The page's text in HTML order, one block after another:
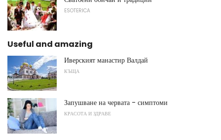
ESOTERICA
Useful and amazing
Иверският манастир Валдай
КЪЩА
Запушване на червата - симптоми
КРАСОТА И ЗДРАВЕ